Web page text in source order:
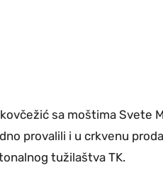
sa moštima Svete
provalili i u crkvenu
tužilaštva TK.